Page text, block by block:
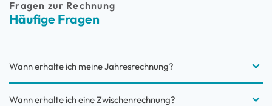
Häufige Fragen
Fragen zur Rechnung
Wann erhalte ich meine Jahresrechnung?
Wann erhalte ich eine Zwischenrechnung?